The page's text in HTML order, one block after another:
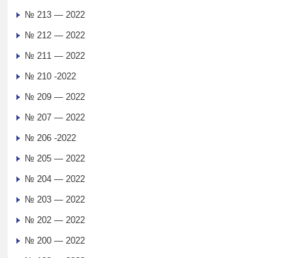
№ 213 — 2022
№ 212 — 2022
№ 211 — 2022
№ 210 -2022
№ 209 — 2022
№ 207 — 2022
№ 206 -2022
№ 205 — 2022
№ 204 — 2022
№ 203 — 2022
№ 202 — 2022
№ 200 — 2022